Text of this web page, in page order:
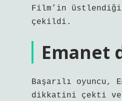
Film’in üstlendiği
çekildi.
Emanet
Başarılı oyuncu,
dikkatini çekti